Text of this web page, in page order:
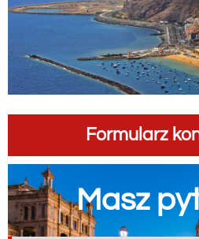
Formularz
Masz